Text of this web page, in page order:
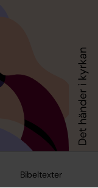
Bibeltexter